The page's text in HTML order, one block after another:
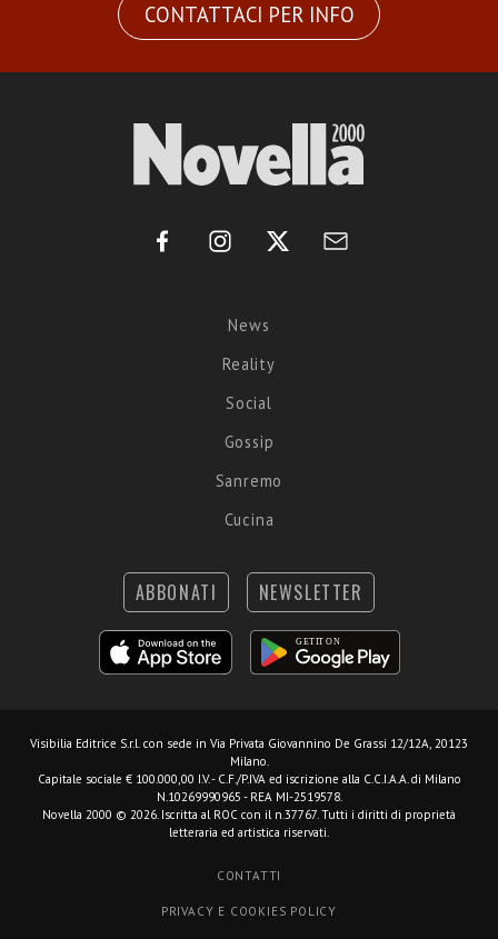
CONTATTACI PER INFO
News
Reality
Social
Gossip
Sanremo
Cucina
ABBONATI NEWSLETTER
Visibilia Editrice S.r.l. con sede in Via Privata Giovannino De Grassi 12/12A, 20123
Milano.
Capitale sociale € 100.000,00 I.V. - C.F./P.IVA ed iscrizione alla C.C.I.A.A. di Milano
N.10269990965 - REA MI-2519578.
Novella 2000 © 2026. Iscritta al ROC con il n.37767. Tutti i diritti di proprietà
letteraria ed artistica riservati.
CONTATTI
PRIVACY E COOKIES POLICY